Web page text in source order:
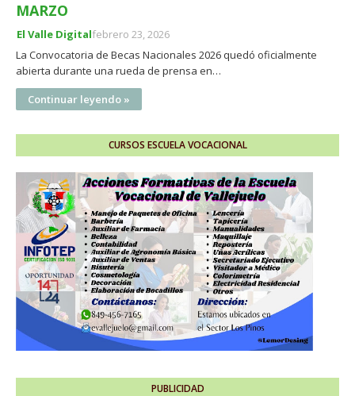
MARZO
El Valle Digitalfebrero 23, 2026
La Convocatoria de Becas Nacionales 2026 quedó oficialmente
abierta durante una rueda de prensa en…
Continuar leyendo »
CURSOS ESCUELA VOCACIONAL
PUBLICIDAD